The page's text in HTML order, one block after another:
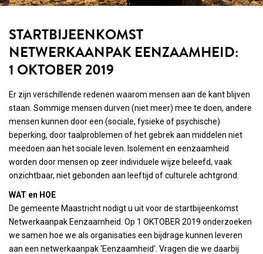
STARTBIJEENKOMST
NETWERKAANPAK EENZAAMHEID:
1 OKTOBER 2019
Er zijn verschillende redenen waarom mensen aan de kant blijven
staan. Sommige mensen durven (niet meer) mee te doen, andere
mensen kunnen door een (sociale, fysieke of psychische)
beperking, door taalproblemen of het gebrek aan middelen niet
meedoen aan het sociale leven. Isolement en eenzaamheid
worden door mensen op zeer individuele wijze beleefd, vaak
onzichtbaar, niet gebonden aan leeftijd of culturele achtgrond.
WAT en HOE
De gemeente Maastricht nodigt u uit voor de startbijeenkomst
Netwerkaanpak Eenzaamheid. Op 1 OKTOBER 2019 onderzoeken
we samen hoe we als organisaties een bijdrage kunnen leveren
aan een netwerkaanpak ‘Eenzaamheid’. Vragen die we daarbij